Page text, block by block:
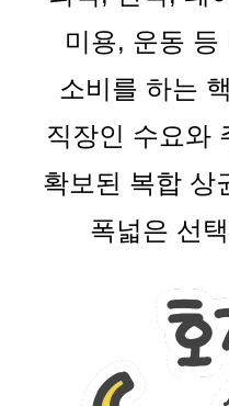
미용, 운동 등
소비를 하는
직장인 수요와
확보된 복합 상
폭넓은 선